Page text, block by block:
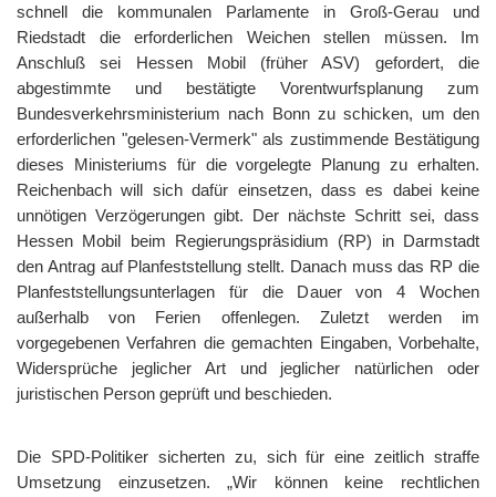
schnell die kommunalen Parlamente in Groß-Gerau und
Riedstadt die erforderlichen Weichen stellen müssen. Im
Anschluß sei Hessen Mobil (früher ASV) gefordert, die
abgestimmte und bestätigte Vorentwurfsplanung zum
Bundesverkehrsministerium nach Bonn zu schicken, um den
erforderlichen "gelesen-Vermerk" als zustimmende Bestätigung
dieses Ministeriums für die vorgelegte Planung zu erhalten.
Reichenbach will sich dafür einsetzen, dass es dabei keine
unnötigen Verzögerungen gibt. Der nächste Schritt sei, dass
Hessen Mobil beim Regierungspräsidium (RP) in Darmstadt
den Antrag auf Planfeststellung stellt. Danach muss das RP die
Planfeststellungsunterlagen für die Dauer von 4 Wochen
außerhalb von Ferien offenlegen. Zuletzt werden im
vorgegebenen Verfahren die gemachten Eingaben, Vorbehalte,
Widersprüche jeglicher Art und jeglicher natürlichen oder
juristischen Person geprüft und beschieden.
Die SPD-Politiker sicherten zu, sich für eine zeitlich straffe
Umsetzung einzusetzen. „Wir können keine rechtlichen